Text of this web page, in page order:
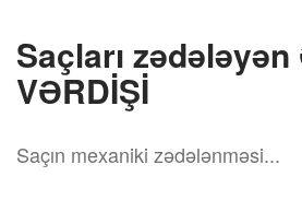
Saçları
VƏRDİŞİ
Saçın mexaniki zədələnməsi...